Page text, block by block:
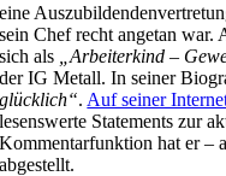
eine
sein Chef recht angetan war.
sich als
„Arbeiterkind –
der IG Metall. In seiner
glücklich“. Auf seiner
lesenswerte Statements zur
Kommentarfunktion hat er –
abgestellt.